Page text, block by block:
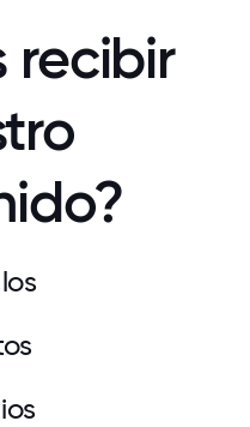
recibir